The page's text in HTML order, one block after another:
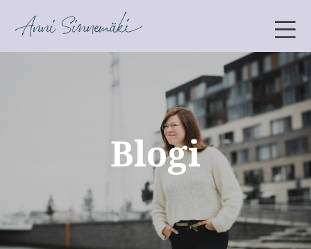
ANNI SINNEMÄKI
Blogi